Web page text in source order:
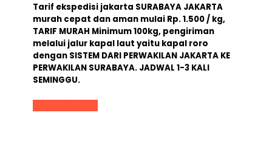
Tarif ekspedisi jakarta SURABAYA JAKARTA
murah cepat dan aman mulai Rp. 1.500 / kg,
TARIF MURAH Minimum 100kg, pengiriman
melalui jalur kapal laut yaitu kapal roro
dengan SISTEM DARI PERWAKILAN JAKARTA KE
PERWAKILAN SURABAYA. JADWAL 1-3 KALI
SEMINGGU.